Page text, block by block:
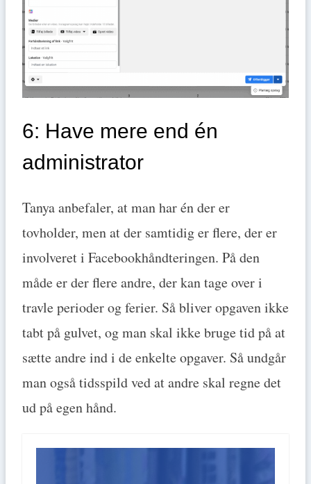
6: Have mere end én
administrator
Tanya anbefaler, at man har én der er
tovholder, men at der samtidig er flere, der er
involveret i Facebookhåndteringen. På den
måde er der flere andre, der kan tage over i
travle perioder og ferier. Så bliver opgaven ikke
tabt på gulvet, og man skal ikke bruge tid på at
sætte andre ind i de enkelte opgaver. Så undgår
man også tidsspild ved at andre skal regne det
ud på egen hånd.